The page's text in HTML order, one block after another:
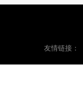
友情链接：